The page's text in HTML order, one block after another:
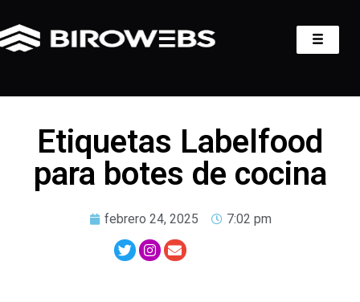
Etiquetas Labelfood
para botes de cocina
febrero 24, 2025 7:02 pm